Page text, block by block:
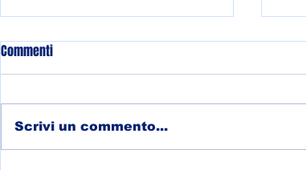
🏐 Risultati 16 - 17 maggio ⚽
Commenti
Scrivi un commento...